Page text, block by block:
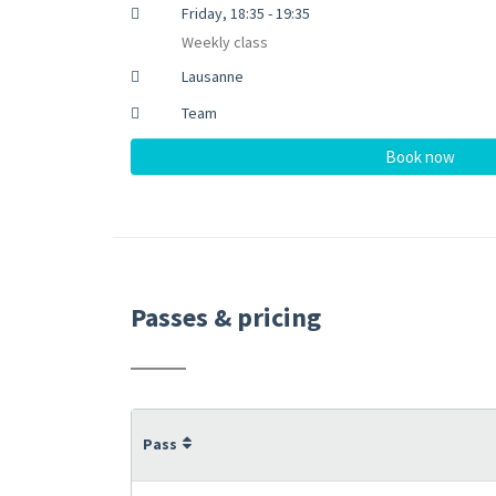
Friday, 18:35 - 19:35
Weekly class
Lausanne
Team
Book now
Passes & pricing
Pass